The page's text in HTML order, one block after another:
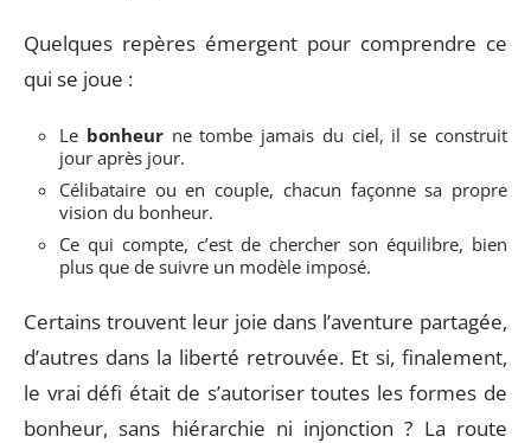
Quelques repères émergent pour comprendre ce
qui se joue :
Le bonheurne tombe jamais du ciel, il se construit
jour après jour.
Célibataire ou en couple, chacun façonne sa propre
vision du bonheur.
Ce qui compte, c’est de chercher son équilibre, bien
plus que de suivre un modèle imposé.
Certains trouvent leur joie dans l’aventure partagée,
d’autres dans la liberté retrouvée. Et si, finalement,
le vrai défi était de s’autoriser toutes les formes de
bonheur, sans hiérarchie ni injonction ? La route